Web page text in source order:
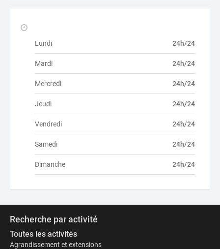
Lundi 24h/24
Mardi 24h/24
Mercredi 24h/24
Jeudi 24h/24
Vendredi 24h/24
Samedi 24h/24
Dimanche 24h/24
Recherche par activité
Toutes les activités
Agrandissement et extensions